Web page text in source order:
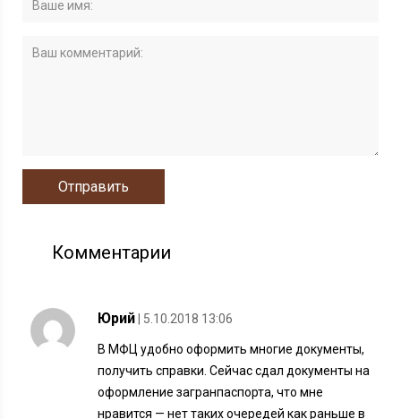
Комментарии
Юрий | 5.10.2018 13:06
В МФЦ удобно оформить многие документы,
получить справки. Сейчас сдал документы на
оформление загранпаспорта, что мне
нравится — нет таких очередей как раньше в